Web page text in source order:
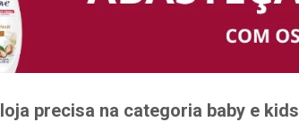
precisa na categoria baby e kids